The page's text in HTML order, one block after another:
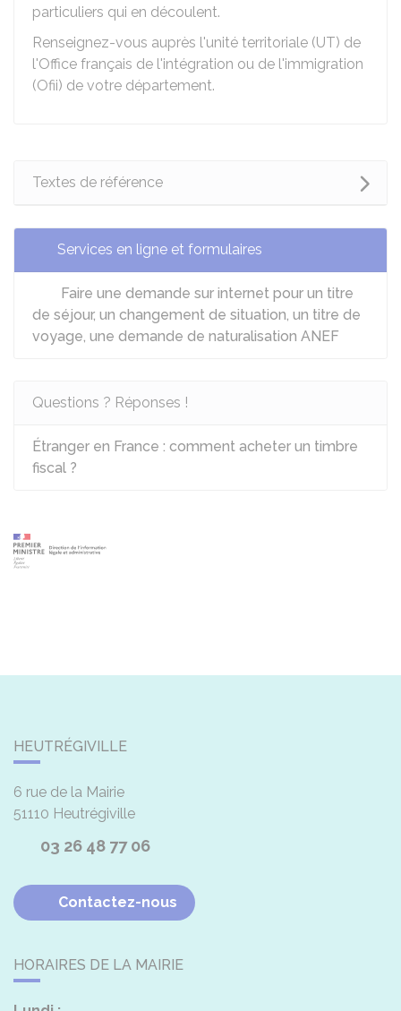
particuliers qui en découlent.
Renseignez-vous auprès l'unité territoriale (UT) de
l'Office français de l'intégration ou de l'immigration
(Ofii) de votre département.
Textes de référence
Services en ligne et formulaires
Faire une demande sur internet pour un titre
de séjour, un changement de situation, un titre de
voyage, une demande de naturalisation ANEF
Questions ? Réponses !
Étranger en France : comment acheter un timbre
fiscal ?
HEUTRÉGIVILLE
6 rue de la Mairie
51110 Heutrégiville
03 26 48 77 06
Contactez-nous
HORAIRES DE LA MAIRIE